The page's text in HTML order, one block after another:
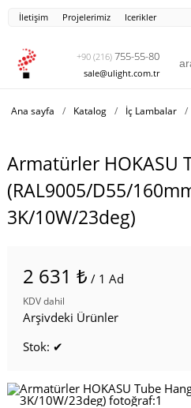
İletişim Projelerimiz Icerikler
+90 (216) 755-55-80
sale@ulight.com.tr
Ana sayfa / Katalog / İç Lambalar /
Armatürler HOKASU
(RAL9005/D55/
3K/10W/23deg)
2 631 ₺ / 1 Ad
KDV dahil
Arşivdeki Ürünler
Stok: ✔